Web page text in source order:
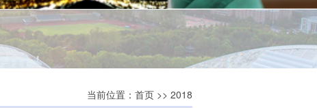
当前位置： 首页 >> 2018